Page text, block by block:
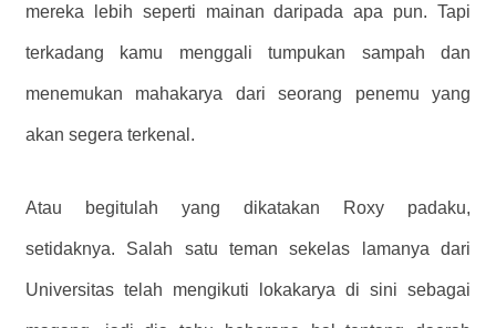
mereka lebih seperti mainan daripada apa pun. Tapi
terkadang kamu menggali tumpukan sampah dan
menemukan mahakarya dari seorang penemu yang
akan segera terkenal.
Atau begitulah yang dikatakan Roxy padaku,
setidaknya. Salah satu teman sekelas lamanya dari
Universitas telah mengikuti lokakarya di sini sebagai